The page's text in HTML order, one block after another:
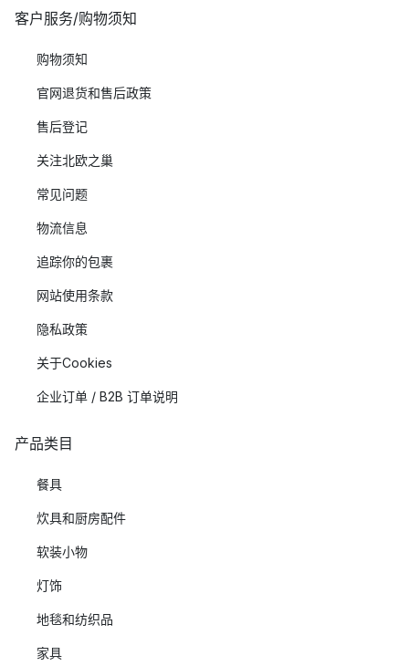
客户服务/购物须知
购物须知
官网退货和售后政策
售后登记
关注北欧之巢
常见问题
物流信息
追踪你的包裹
网站使用条款
隐私政策
关于Cookies
企业订单 / B2B 订单说明
产品类目
餐具
炊具和厨房配件
软装小物
灯饰
地毯和纺织品
家具